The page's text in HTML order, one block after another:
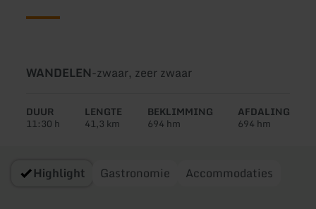
Soort
WANDELEN-Moeilijkheidsgraad:
zwaar, zeer zwaar
DUUR
11:30 h
LENGTE
41,3 km
BEKLIMMING
694 hm
AFDALING
694 hm
Highlight Gastronomie Accommodaties